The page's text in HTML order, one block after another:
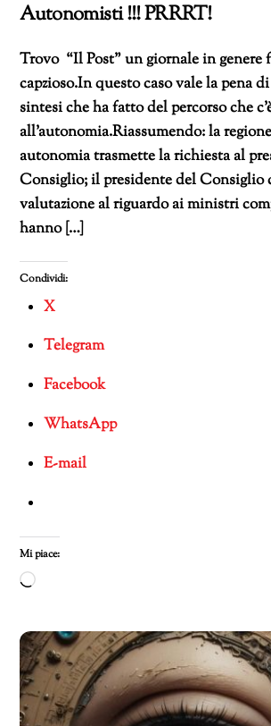
Autonomisti !!! PRRRT!
Trovo “Il Post” un giornale in genere
capzioso.In questo caso vale la pena
sintesi che ha fatto del percorso che
all’autonomia.Riassumendo: la
autonomia trasmette la richiesta al
Consiglio; il presidente del Consiglio
valutazione al riguardo ai ministri
hanno […]
Condividi:
X
Telegram
Facebook
WhatsApp
E-mail
Mi piace:
Caricamento
corso…